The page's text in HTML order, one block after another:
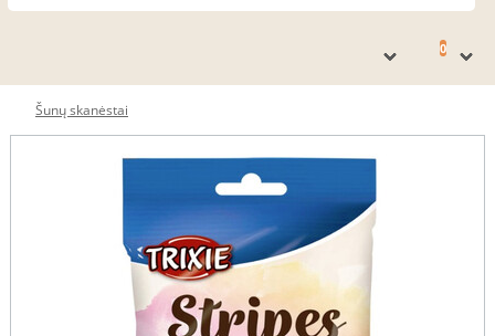
0
Šunų skanėstai